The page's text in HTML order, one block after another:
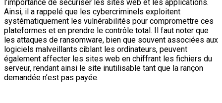
l’importance de sécuriser les sites web et les applications.
Ainsi, il a rappelé que les cybercriminels exploitent
systématiquement les vulnérabilités pour compromettre ces
plateformes et en prendre le contrôle total. Il faut noter que
les attaques de ransomware, bien que souvent associées aux
logiciels malveillants ciblant les ordinateurs, peuvent
également affecter les sites web en chiffrant les fichiers du
serveur, rendant ainsi le site inutilisable tant que la rançon
demandée n’est pas payée.